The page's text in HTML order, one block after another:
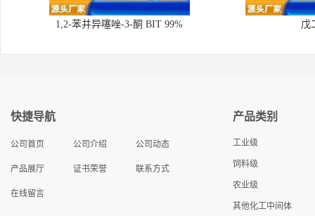
1,2-苯并异噻唑-3-酮 BIT 99% 戊
快捷导航
公司首页 公司介绍 公司动态
产品展厅 证书荣誉 联系方式
在线留言
产品类别
工业级
饲料级
农业级
其他化工中间体